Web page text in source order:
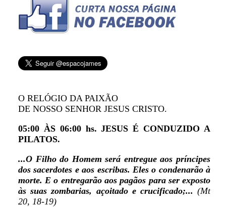
O RELÓGIO DA PAIXÃO
DE NOSSO SENHOR JESUS CRISTO.
05:00 ÀS 06:00 hs. JESUS É CONDUZIDO A
PILATOS.
...O Filho do Homem será entregue aos príncipes
dos sacerdotes e aos escribas. Eles o condenarão à
morte. E o entregarão aos pagãos para ser exposto
às suas zombarias, açoitado e crucificado;...(Mt
20, 18-19)